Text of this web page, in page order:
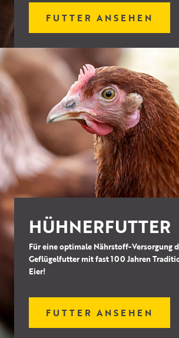
FUTTER ANSEHEN
HÜHNERFUTTER
Für eine optimale Nährstoff-Versorgung
Geflügelfutter mit fast 100 Jahren
Eier!
FUTTER ANSEHEN